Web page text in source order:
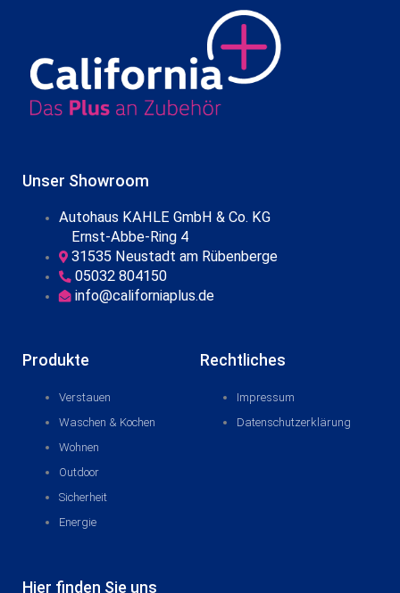
Unser Showroom
Autohaus KAHLE GmbH & Co. KG
Ernst-Abbe-Ring 4
31535 Neustadt am Rübenberge
05032 804150
info@californiaplus.de
Produkte
Verstauen
Waschen & Kochen
Wohnen
Outdoor
Sicherheit
Energie
Rechtliches
Impressum
Datenschutzerklärung
Hier finden Sie uns